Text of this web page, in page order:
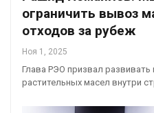
ограничить вывоз
отходов за рубеж
Ноя 1, 2025
Глава РЭО призвал
растительных масел внутри